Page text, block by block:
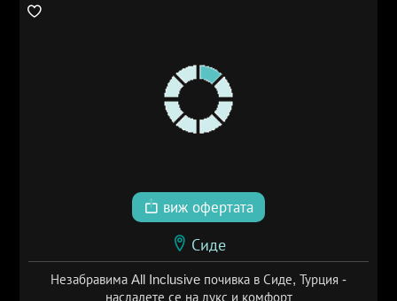
виж офертата
Сиде
Незабравима All Inclusive почивка в Сиде, Турция -
насладете се на лукс и комфорт